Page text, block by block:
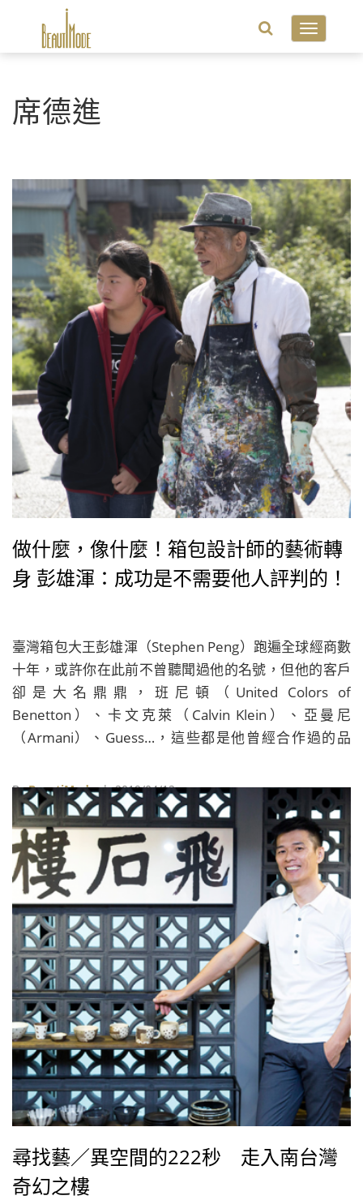
Toggle
席德進
做什麼，像什麼！箱包設計師的藝術轉
身 彭雄渾：成功是不需要他人評判的！
臺灣箱包大王彭雄渾（Stephen Peng）跑遍全球經商數
十年，或許你在此前不曾聽聞過他的名號，但他的客戶
卻是大名鼎鼎，班尼頓（United Colors of
Benetton）、卡文克萊（Calvin Klein）、亞曼尼
（Armani）、Guess…，這些都是他曾經合作過的品
ByBeautiMode| 2019/04/12
尋找藝／異空間的222秒 走入南台灣
奇幻之樓